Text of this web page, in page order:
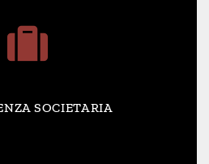
SOCIETARIA